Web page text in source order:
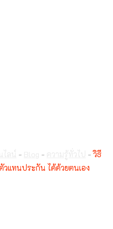
- - -วิธี
แทนประกัน ได้ด้วยตนเอง